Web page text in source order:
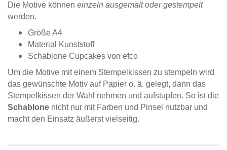
Die Motive können einzeln ausgemalt oder gestempelt
werden.
Größe A4
Material Kunststoff
Schablone Cupcakes von efco
Um die Motive mit einem Stempelkissen zu stempeln wird
das gewünschte Motiv auf Papier o. ä. gelegt, dann das
Stempelkissen der Wahl nehmen und aufstupfen. So ist die
Schablone nicht nur mit Farben und Pinsel nutzbar und
macht den Einsatz äußerst vielseitig.